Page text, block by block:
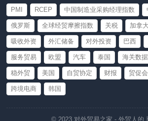
PMI RCEP 中国制造业采购经理指数
俄罗斯 全球经贸摩擦指数 关税 加拿
吸收外资 外汇储备 对外投资 巴西
服务贸易 欧盟 汽车 泰国 海关数据
稳外贸 美国 自贸协定 财报 贸促会
跨境电商 韩国
© 2023 对外贸易之家 - 外贸人的